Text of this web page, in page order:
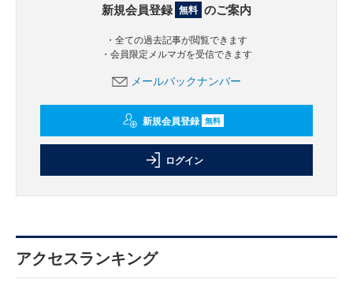
新規会員登録 無料 のご案内
・全ての過去記事が閲覧できます
・会員限定メルマガを受信できます
メールバックナンバー
新規会員登録 無料
ログイン
アクセスランキング